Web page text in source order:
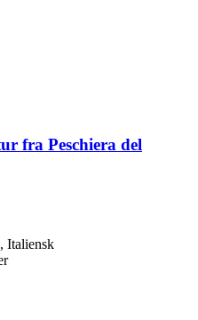
fra Peschiera del
Italiensk